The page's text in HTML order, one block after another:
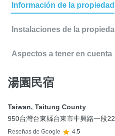
Información de la propiedad
Instalaciones de la
Aspectos a tener en cuenta
湯園民宿
Taiwan, Taitung County
950台灣台東縣台東市中興路一段
Reseñas de Google 4.5